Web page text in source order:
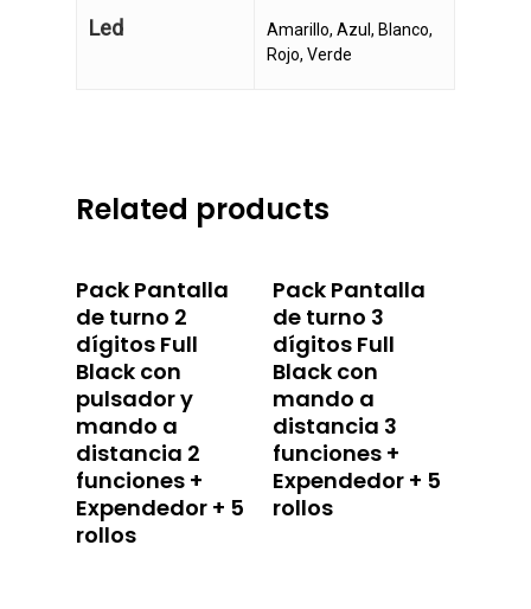
Led
Amarillo, Azul, Blanco,
Rojo, Verde
Related products
Pack Pantalla
de turno 2
dígitos Full
Black con
pulsador y
mando a
distancia 2
funciones +
Expendedor + 5
rollos
Pack Pantalla
de turno 3
dígitos Full
Black con
mando a
distancia 3
funciones +
Expendedor + 5
rollos